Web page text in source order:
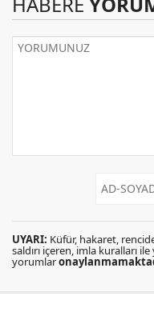
UYARI: Küfür, hakaret,
saldırı içeren, imla kuralları
yorumlar